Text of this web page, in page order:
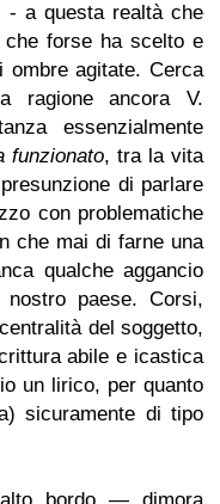
- a questa realtà che
forse ha scelto e
ombre agitate. Cerca
ragione ancora V.
essenzialmente
funzionato, tra la vita
di parlare
con problematiche
che mai di farne una
qualche aggancio
paese. Corsi,
del soggetto,
abile e icastica
un lirico, per quanto
sicuramente di tipo